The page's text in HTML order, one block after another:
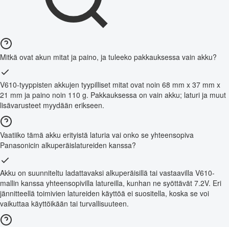
Mitkä ovat akun mitat ja paino, ja tuleeko pakkauksessa vain akku?
V610-tyyppisten akkujen tyypilliset mitat ovat noin 68 mm x 37 mm x
21 mm ja paino noin 110 g. Pakkauksessa on vain akku; laturi ja muut
lisävarusteet myydään erikseen.
Vaatiiko tämä akku erityistä laturia vai onko se yhteensopiva
Panasonicin alkuperäislatureiden kanssa?
Akku on suunniteltu ladattavaksi alkuperäisillä tai vastaavilla V610-
mallin kanssa yhteensopivilla latureilla, kunhan ne syöttävät 7.2V. Eri
jännitteellä toimivien latureiden käyttöä ei suositella, koska se voi
vaikuttaa käyttöikään tai turvallisuuteen.